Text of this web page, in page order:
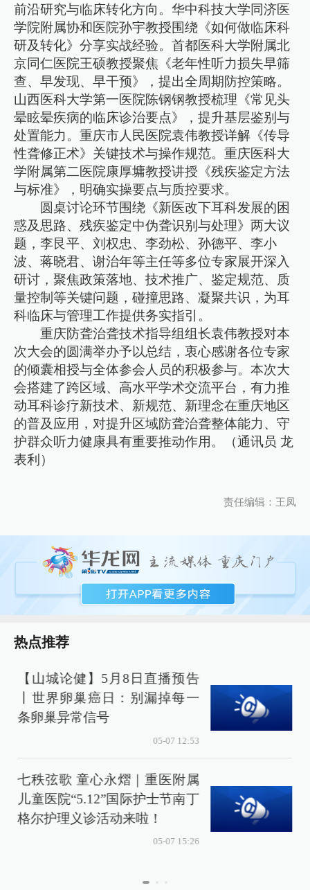
前沿研究与临床转化方向。华中科技大学同济医
学院附属协和医院孙宇教授围绕《如何做临床科
研及转化》分享实战经验。首都医科大学附属北
京同仁医院王硕教授聚焦《老年性听力损失早筛
查、早发现、早干预》，提出全周期防控策略。
山西医科大学第一医院陈钢钢教授梳理《常见头
晕眩晕疾病的临床诊治要点》，提升基层鉴别与
处置能力。重庆市人民医院袁伟教授详解《传导
性聋修正术》关键技术与操作规范。重庆医科大
学附属第二医院康厚墉教授讲授《残疾鉴定方法
与标准》，明确实操要点与质控要求。
圆桌讨论环节围绕《新医改下耳科发展的困
惑及思路、残疾鉴定中伪聋识别与处理》两大议
题，李艮平、刘权忠、李劲松、孙德平、李小
波、蒋晓君、谢治年等主任等多位专家展开深入
研讨，聚焦政策落地、技术推广、鉴定规范、质
量控制等关键问题，碰撞思路、凝聚共识，为耳
科临床与管理工作提供务实指引。
重庆防聋治聋技术指导组组长袁伟教授对本
次大会的圆满举办予以总结，衷心感谢各位专家
的倾囊相授与全体参会人员的积极参与。本次大
会搭建了跨区域、高水平学术交流平台，有力推
动耳科诊疗新技术、新规范、新理念在重庆地区
的普及应用，对提升区域防聋治聋整体能力、守
护群众听力健康具有重要推动作用。（通讯员 龙
表利）
责任编辑：王凤
热点推荐
【山城论健】5月8日直播预告
丨世界卵巢癌日：别漏掉每一
条卵巢异常信号
05-07 12:53
七秩弦歌 童心永熠｜重医附属
儿童医院“5.12”国际护士节南丁
格尔护理义诊活动来啦！
05-07 15:26